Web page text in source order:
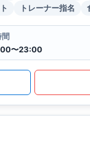
トレーナー指名
〜23:00